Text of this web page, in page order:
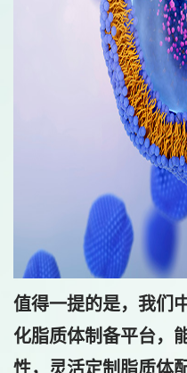
值得一提的是，我们
化脂质体制备平台，
性，灵活定制脂质体